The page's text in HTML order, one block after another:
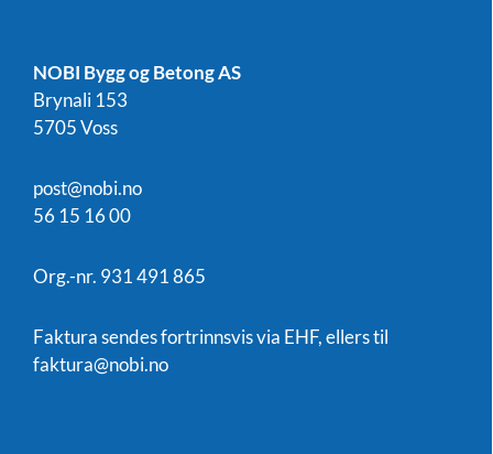
NOBI Bygg og Betong AS
Brynali 153
5705 Voss
post@nobi.no
56 15 16 00
Org.-nr. 931 491 865
Faktura sendes fortrinnsvis via EHF, ellers til
faktura@nobi.no